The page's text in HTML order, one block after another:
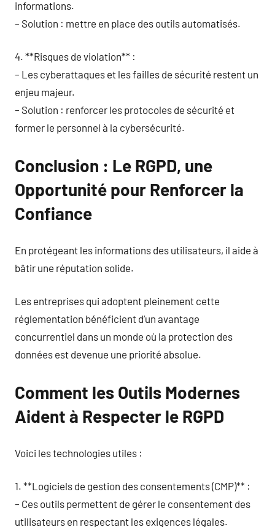
informations.
– Solution : mettre en place des outils automatisés.
4. **Risques de violation** :
– Les cyberattaques et les failles de sécurité restent un
enjeu majeur.
– Solution : renforcer les protocoles de sécurité et
former le personnel à la cybersécurité.
Conclusion : Le RGPD, une
Opportunité pour Renforcer la
Confiance
En protégeant les informations des utilisateurs, il aide à
bâtir une réputation solide.
Les entreprises qui adoptent pleinement cette
réglementation bénéficient d’un avantage
concurrentiel dans un monde où la protection des
données est devenue une priorité absolue.
Comment les Outils Modernes
Aident à Respecter le RGPD
Voici les technologies utiles :
1. **Logiciels de gestion des consentements (CMP)** :
– Ces outils permettent de gérer le consentement des
utilisateurs en respectant les exigences légales.